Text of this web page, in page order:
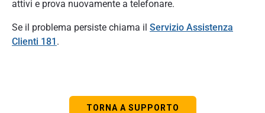
attivi e prova nuovamente a telefonare.
Se il problema persiste chiama il Servizio Assistenza
Clienti 181 .
TORNA A SUPPORTO